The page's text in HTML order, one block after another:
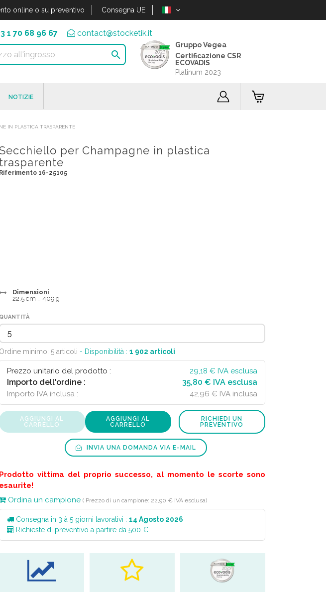
online o su preventivo Consegna UE
1 70 68 96 67 contact@stocketik.it

Gruppo Vegea
Certificazione CSR
ECOVADIS
Platinum 2023
NOTIZIE
IN PLASTICA TRASPARENTE
per Champagne in plastica
trasparente
Riferimento 16-25105
Dimensioni
22.5 cm _ 409 g
QUANTITÀ
Ordine minimo: 5 articoli - Disponibilità : 1 902 articoli
Prezzo unitario del prodotto : 29,18 € IVA esclusa
Importo dell'ordine : 35,80 € IVA esclusa
Importo IVA inclusa : 42,96 € IVA inclusa
AGGIUNGI AL
CARRELLO
AGGIUNGI AL
CARRELLO
RICHIEDI UN
PREVENTIVO
INVIA UNA DOMANDA VIA E-MAIL
Prodotto vittima del proprio successo, al momento le scorte sono
esaurite!
Ordina un campione ( Prezzo di un campione: 22,90 € IVA esclusa)
Consegna in 3 à 5 giorni lavorativi : 14 Agosto 2026
Richieste di preventivo a partire da 500 €